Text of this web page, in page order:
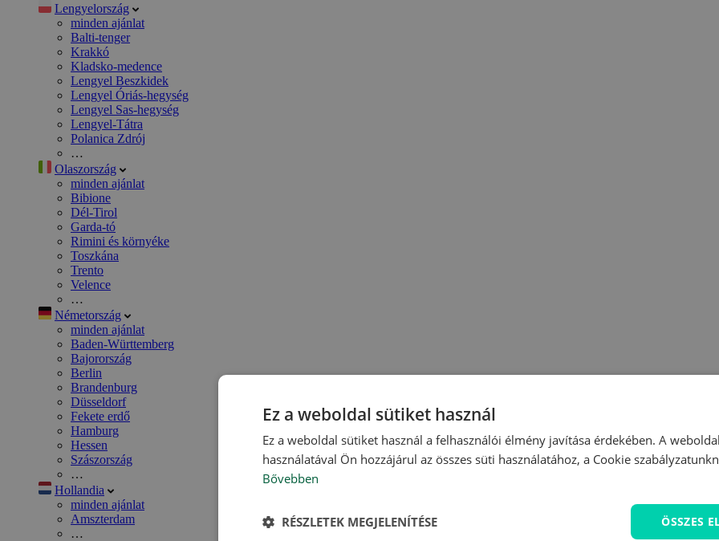
Lengyelország
minden ajánlat
Balti-tenger
Krakkó
Kladsko-medence
Lengyel Beszkidek
Lengyel Óriás-hegység
Lengyel Sas-hegység
Lengyel-Tátra
Polanica Zdrój
…
Olaszország
minden ajánlat
Bibione
Dél-Tirol
Garda-tó
Rimini és környéke
Toszkána
Trento
Velence
…
Németország
minden ajánlat
Baden-Württemberg
Bajorország
Berlin
Brandenburg
Düsseldorf
Fekete erdő
Hamburg
Hessen
Szászország
…
Hollandia
minden ajánlat
Amszterdam
…
Ez a weboldal sütiket használ
Ez a weboldal sütiket használ a felhasználói élmény javítása érdekében. A
használatával Ön hozzájárul az összes süti használatához, a Cookie
Bővebben
ÖSSZES
RÉSZLETEK MEGJELENÍTÉSE